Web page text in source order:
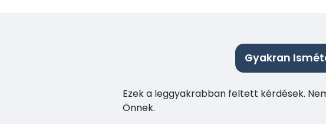
Gyakran
Ezek a leggyakrabban feltett kérdések.
Önnek.